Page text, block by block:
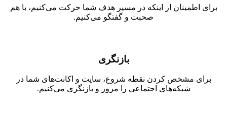
برای اطمینان از اینکه در مسیر هدف شما حرکت می‌کنیم، با هم
صحبت و گفتگو می‌کنیم.
بازنگری
برای مشخص کردن نقطه شروع، سایت و اکانت‌های شما در
شبکه‌های اجتماعی را مرور و بازنگری می‌کنیم.